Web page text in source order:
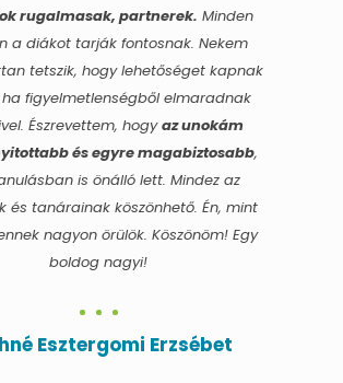
rugalmasak, partnerek. Minden
a diákot tarják fontosnak. Nekem
tetszik, hogy lehetőséget kapnak
figyelmetlenségből elmaradnak
Észrevettem, hogyaz unokám
és egyre magabiztosabb,
is önálló lett. Mindez az
és tanárainak köszönhető. Én, mint
nagyon örülök. Köszönöm! Egy
boldog nagyi!
Esztergomi Erzsébet